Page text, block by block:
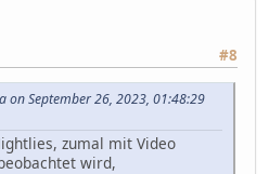
#8
on September 26, 2023, 01:48:29
zumal mit Video
wird,